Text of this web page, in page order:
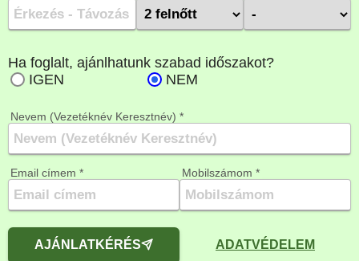
Nevem (Vezetéknév Keresztnév) *
Email címem * Mobilszámom *
AJÁNLATKÉRÉS ADATVÉDELEM